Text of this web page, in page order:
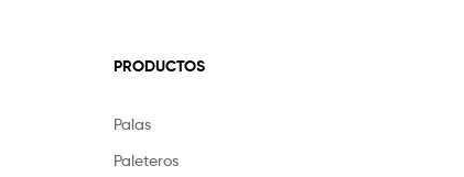
PRODUCTOS
Palas
Paleteros